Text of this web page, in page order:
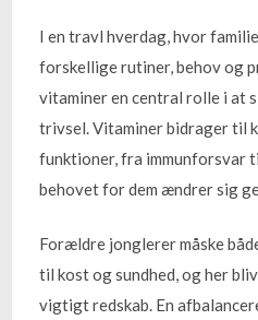
I en travl hverdag, hvor
forskellige rutiner, behov og
vitaminer en central rolle i at
trivsel. Vitaminer bidrager til
funktioner, fra immunforsvar
behovet for dem ændrer sig
Forældre jonglerer måske
til kost og sundhed, og her
vigtigt redskab. En